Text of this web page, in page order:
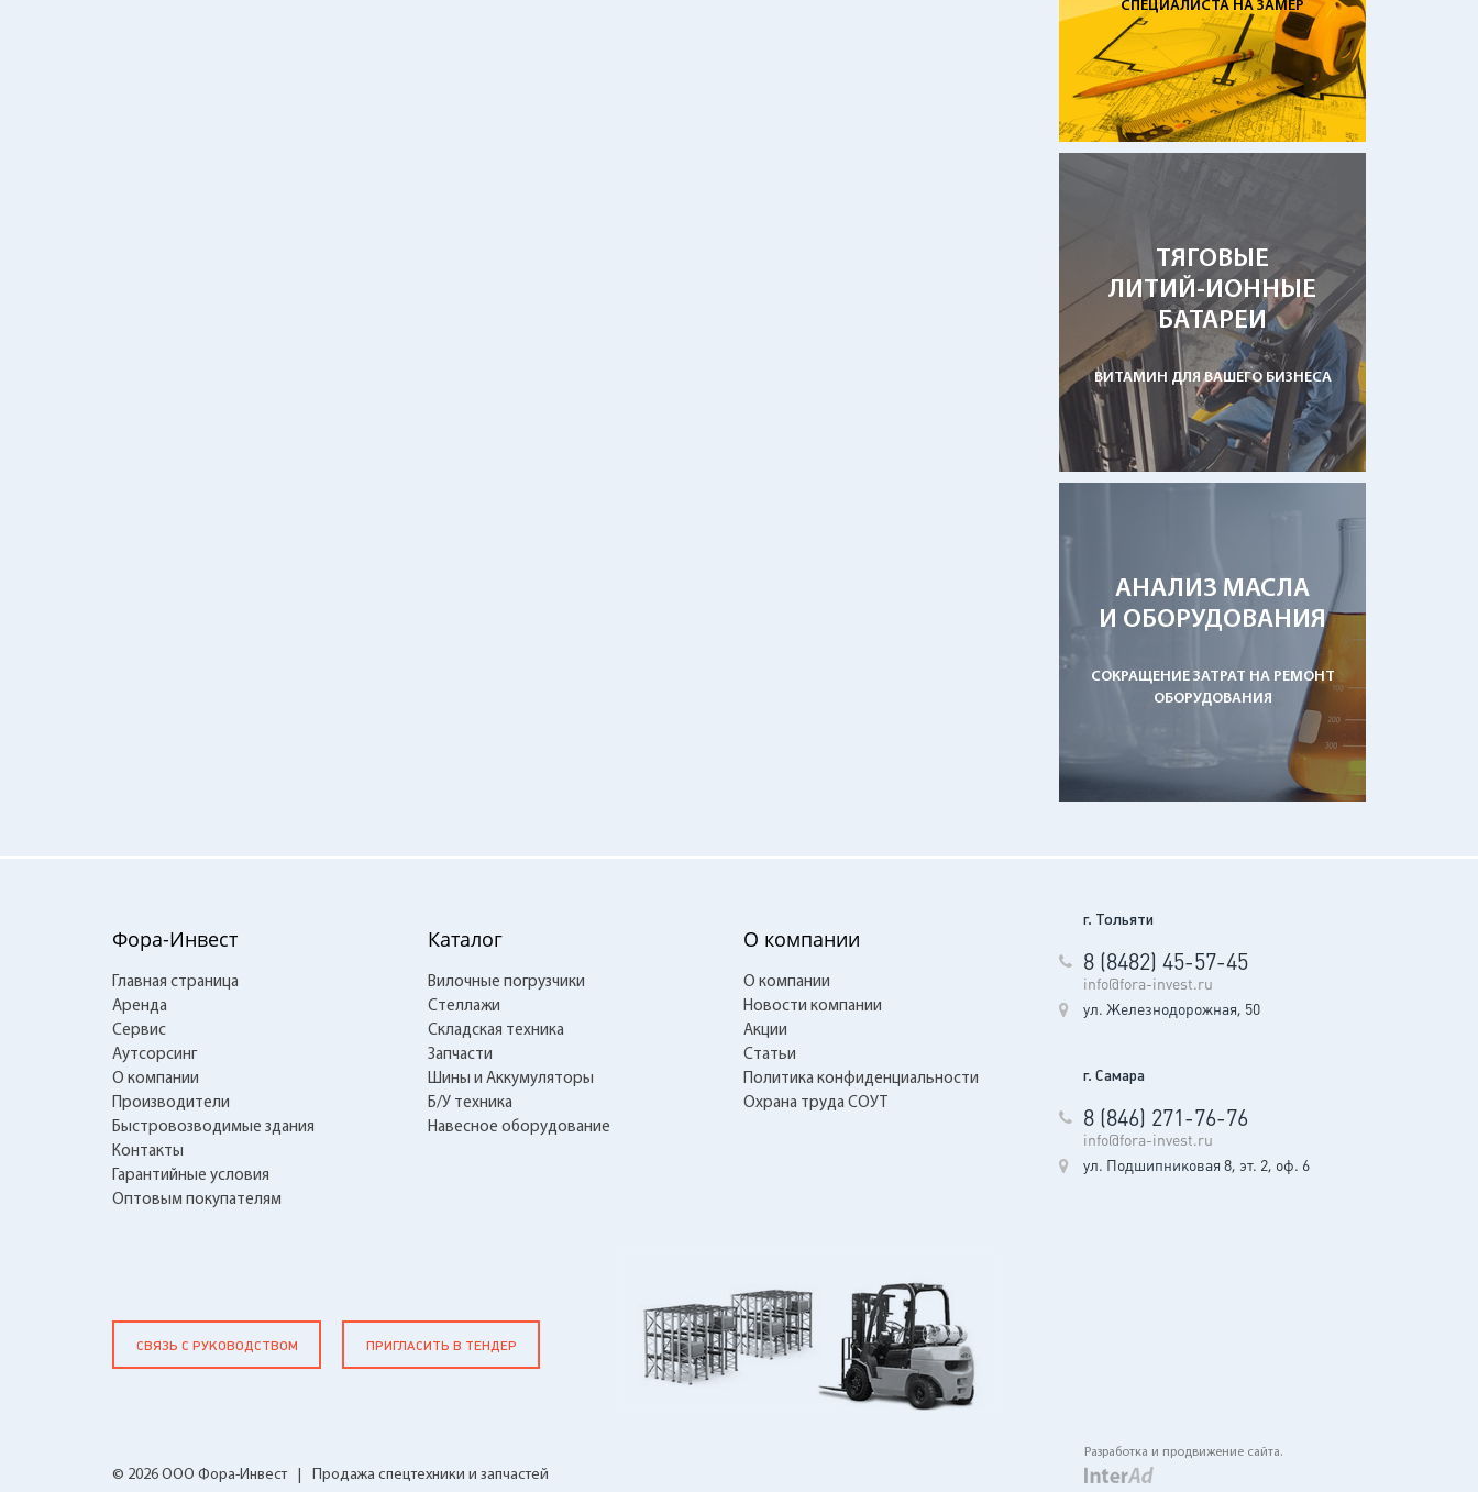
СПЕЦИАЛИСТА НА ЗАМЕР
ТЯГОВЫЕ
ЛИТИЙ-ИОННЫЕ
БАТАРЕИ
ВИТАМИН ДЛЯ ВАШЕГО БИЗНЕСА
АНАЛИЗ МАСЛА
И ОБОРУДОВАНИЯ
СОКРАЩЕНИЕ ЗАТРАТ НА РЕМОНТ
ОБОРУДОВАНИЯ
Фора-Инвест
Главная страница
Аренда
Сервис
Аутсорсинг
О компании
Производители
Быстровозводимые здания
Контакты
Гарантийные условия
Оптовым покупателям
Каталог
Вилочные погрузчики
Стеллажи
Складская техника
Запчасти
Шины и Аккумуляторы
Б/У техника
Навесное оборудование
О компании
О компании
Новости компании
Акции
Статьи
Политика конфиденциальности
Охрана труда СОУТ
СВЯЗЬ С РУКОВОДСТВОМ ПРИГЛАСИТЬ В ТЕНДЕР
г. Тольяти
8 (8482) 45-57-45
info@fora-invest.ru
ул. Железнодорожная, 50
г. Самара
8 (846) 271-76-76
info@fora-invest.ru
ул. Подшипниковая 8, эт. 2, оф. 6
© 2026 ООО Фора-Инвест Продажа спецтехники и запчастей
Разработка и продвижение сайта.